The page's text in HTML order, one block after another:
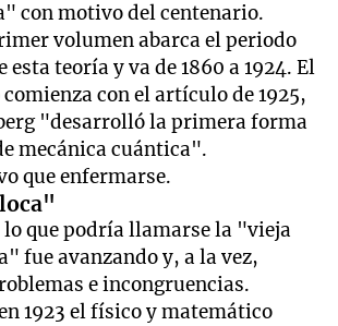
con motivo del centenario.
volumen abarca el periodo
teoría y va de 1860 a 1924. El
con el artículo de 1925,
"desarrolló la primera forma
mecánica cuántica".
que enfermarse.
que podría llamarse la "vieja
fue avanzando y, a la vez,
e incongruencias.
1923 el físico y matemático